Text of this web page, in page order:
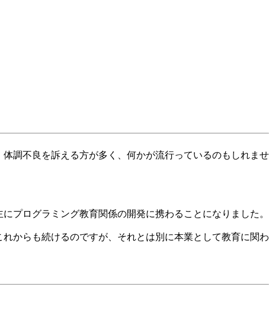
調不良を訴える方が多く、何かが流行っているのもしれませ
プログラミング教育関係の開発に携わることになりました。
からも続けるのですが、それとは別に本業として教育に関わ